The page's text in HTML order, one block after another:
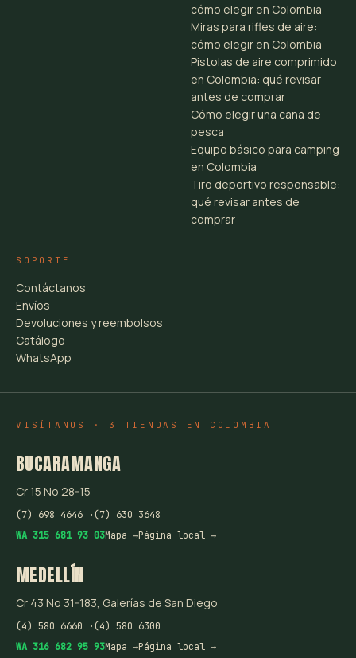
cómo elegir en Colombia
Miras para rifles de aire:
cómo elegir en Colombia
Pistolas de aire comprimido
en Colombia: qué revisar
antes de comprar
Cómo elegir una caña de
pesca
Equipo básico para camping
en Colombia
Tiro deportivo responsable:
qué revisar antes de
comprar
SOPORTE
Contáctanos
Envíos
Devoluciones y reembolsos
Catálogo
WhatsApp
VISÍTANOS · 3 TIENDAS EN COLOMBIA
BUCARAMANGA
Cr 15 No 28-15
(7) 698 4646 ·(7) 630 3648
WA 315 681 93 03Mapa →Página local →
MEDELLÍN
Cr 43 No 31-183, Galerías de San Diego
(4) 580 6660 ·(4) 580 6300
WA 316 682 95 93Mapa →Página local →